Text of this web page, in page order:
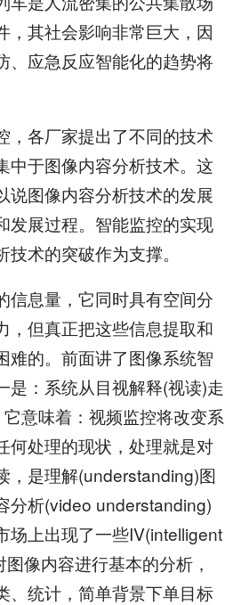
，其社会影响非常巨大，因
、应急反应智能化的趋势将
各厂家提出了不同的技术
中于图像内容分析技术。这
说图像内容分析技术的发展
发展过程。智能监控的实现
术的突破作为支撑。
息量，它同时具有空间分
，但真正把这些信息提取和
难的。前面讲了图像系统智
是：系统从目视解释(视读)走
意味着：视频监控将改变系
何处理的现状，处理就是对
，是理解(understanding)图
分析(video understanding)
场上出现了一些IV(intelligent
像内容进行基本的分析，
、统计，简单背景下单目标